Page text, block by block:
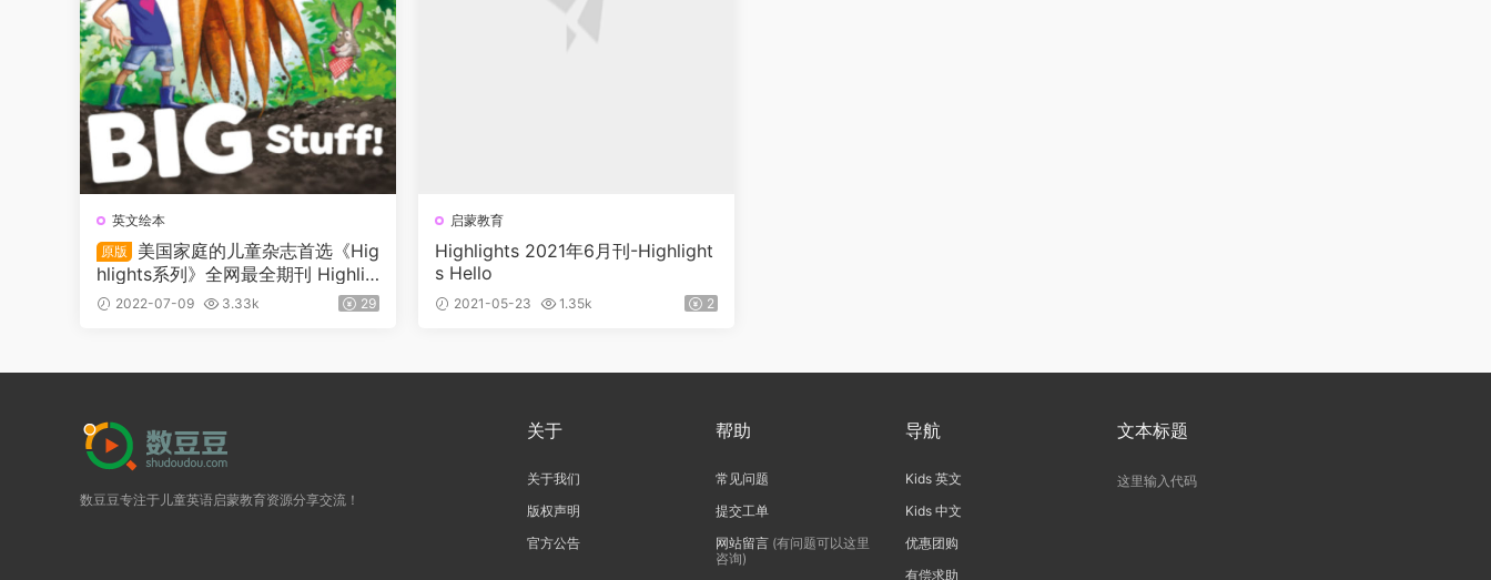
英文绘本
原版
美国家庭的儿童杂志首选《Hig
hlights系列》全网最全期刊 Highlig
hts、Highlights High Five/Bilingü
e、Highlights for Children（2015
2022-07-09 3.33k 29
启蒙教育
Highlights 2021年6月刊-Highlight
s Hello
2021-05-23 1.35k 2
数豆豆专注于儿童英语启蒙教育资源分享交流！
关于
关于我们
版权声明
官方公告
帮助
常见问题
提交工单
网站留言 (有问题可以这里
咨询)
导航
Kids 英文
Kids 中文
优惠团购
有偿求助
文本标题
这里输入代码